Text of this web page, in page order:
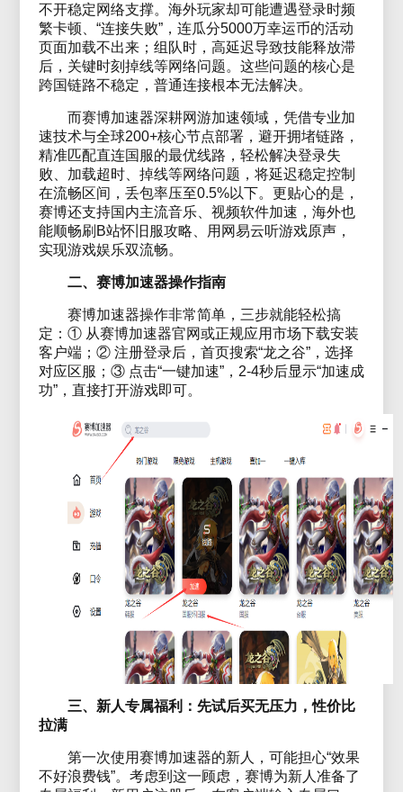
不开稳定网络支撑。海外玩家却可能遭遇登录时频
繁卡顿、“连接失败”，连瓜分5000万幸运币的活动
页面加载不出来；组队时，高延迟导致技能释放滞
后，关键时刻掉线等网络问题。这些问题的核心是
跨国链路不稳定，普通连接根本无法解决。
而赛博加速器深耕网游加速领域，凭借专业加
速技术与全球200+核心节点部署，避开拥堵链路，
精准匹配直连国服的最优线路，轻松解决登录失
败、加载超时、掉线等网络问题，将延迟稳定控制
在流畅区间，丢包率压至0.5%以下。更贴心的是，
赛博还支持国内主流音乐、视频软件加速，海外也
能顺畅刷B站怀旧服攻略、用网易云听游戏原声，
实现游戏娱乐双流畅。
二、赛博加速器操作指南
赛博加速器操作非常简单，三步就能轻松搞
定：① 从赛博加速器官网或正规应用市场下载安装
客户端；② 注册登录后，首页搜索“龙之谷”，选择
对应区服；③ 点击“一键加速”，2-4秒后显示“加速成
功”，直接打开游戏即可。
三、新人专属福利：先试后买无压力，性价比
拉满
第一次使用赛博加速器的新人，可能担心“效果
不好浪费钱”。考虑到这一顾虑，赛博为新人准备了